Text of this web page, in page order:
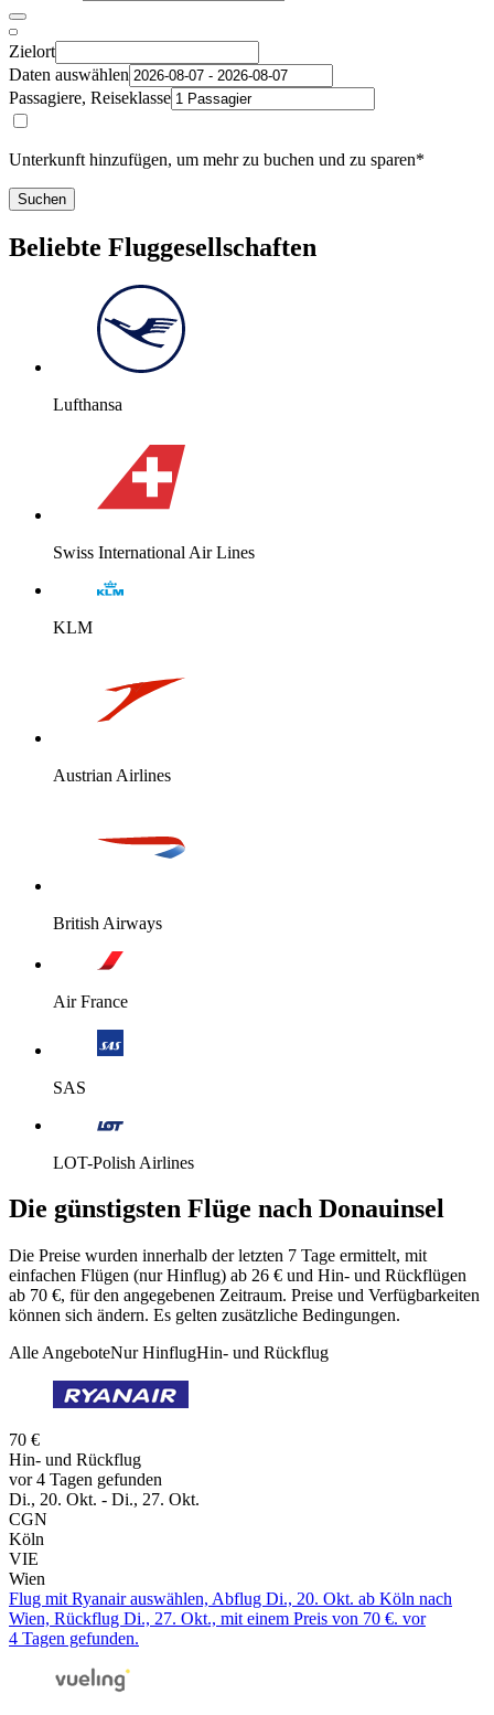
Zielort
Daten auswählen
Passagiere, Reiseklasse
Unterkunft hinzufügen, um mehr zu buchen und zu sparen*
Suchen
Beliebte Fluggesellschaften
Lufthansa
Swiss International Air Lines
KLM
Austrian Airlines
British Airways
Air France
SAS
LOT-Polish Airlines
Die günstigsten Flüge nach Donauinsel
Die Preise wurden innerhalb der letzten 7 Tage ermittelt, mit
einfachen Flügen (nur Hinflug) ab 26 € und Hin- und Rückflügen
ab 70 €, für den angegebenen Zeitraum. Preise und Verfügbarkeiten
können sich ändern. Es gelten zusätzliche Bedingungen.
Alle AngeboteNur HinflugHin- und Rückflug
70 €
Hin- und Rückflug
vor 4 Tagen gefunden
Di., 20. Okt. - Di., 27. Okt.
CGN
Köln
VIE
Wien
Flug mit Ryanair auswählen, Abflug Di., 20. Okt. ab Köln nach
Wien, Rückflug Di., 27. Okt., mit einem Preis von 70 €. vor
4 Tagen gefunden.